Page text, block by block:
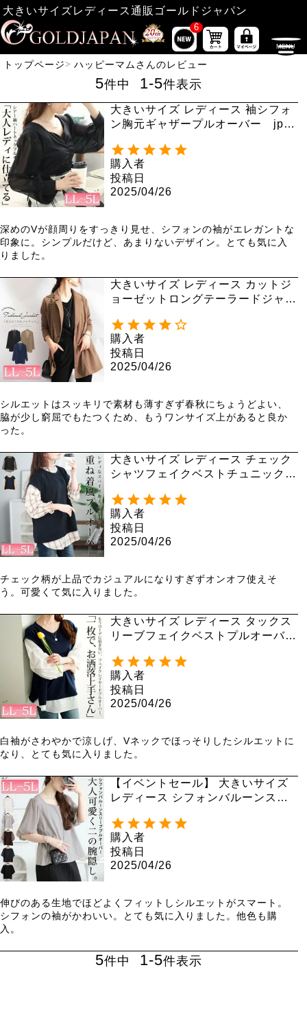
大きいサイズレディース通販ゴールドジャパン
6
トップページ ハッピーマムさんのレビュー
5件中 1-5件表示
大きいサイズ レディース 袖シフォ
ン胸元ギャザープルオーバー jp52
購入者
投稿日
2025/04/26
深めのVが顔周りをすっきり見せ、シフォンの袖がエレガントな
印象に。シンプルだけど、あまりないデザイン。とても気に入
りました。
大きいサイズ レディース カットジ
ョーゼットロングテーラードジャケ
購入者
投稿日
2025/04/26
シルエットはスッキリで素材も薄すぎず春秋にちょうどよい、
脇が少し窮屈でもたつくため、もうワンサイズ上があると良か
った。
大きいサイズ レディース チェック
シャツフェイクベストチュニック
購入者
投稿日
2025/04/26
チェック柄が上品でカジュアルになりすぎずオンオフ使えそ
う。可愛くて気に入りました。
大きいサイズ レディース タックス
リーブフェイクベストプルオーバ
購入者
投稿日
2025/04/26
白袖がさわやかで涼しげ、Vネックでほっそりしたシルエットに
なり、とても気に入りました。
【イベントセール】 大きいサイズ
レディース シフォンバルーンスリ
【メール便可】
購入者
投稿日
2025/04/26
伸びのある生地でほどよくフィットしシルエットがスマート。
シフォンの袖がかわいい。とても気に入りました。他色も購
入。
5件中 1-5件表示